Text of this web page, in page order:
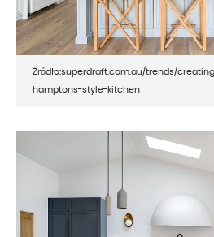
Źródło:superdraft.com.au/trends/
hamptons-style-kitchen